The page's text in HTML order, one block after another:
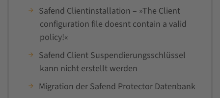
Safend Clientinstallation – »The Client
configuration file doesnt contain a valid
policy!«
Safend Client Suspendierungsschlüssel
kann nicht erstellt werden
Migration der Safend Protector Datenbank